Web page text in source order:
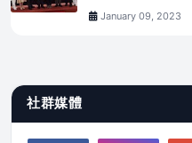
January 09, 2023
社群媒體